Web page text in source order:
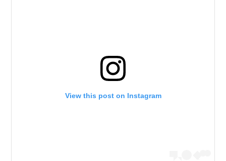
View this post on Instagram